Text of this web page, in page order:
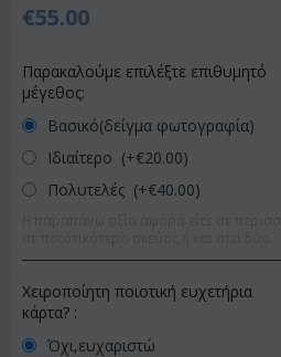
€55.00
Παρακαλούμε επιλέξτε επιθυμητό
μέγεθος:
Βασικό(δείγμα φωτογραφία)
Ιδιαίτερο (+€20.00)
Πολυτελές (+€40.00)
Χειροποίητη ποιοτική ευχετήρια
κάρτα? :
Όχι,ευχαριστώ